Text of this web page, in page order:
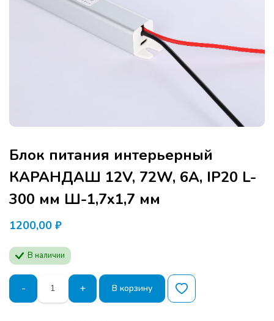
Блок питания интерьерный
КАРАНДАШ 12V, 72W, 6A, IP20 L-
300 мм Ш-1,7х1,7 мм
1200,00 ₽
В наличии
-
Количество
товара
Блок
+ В корзину